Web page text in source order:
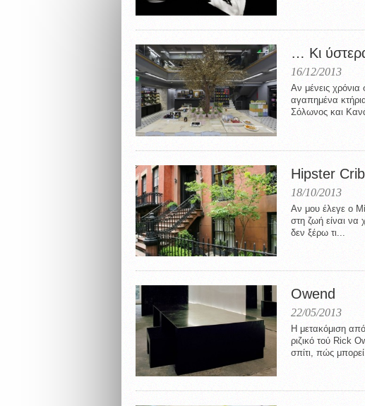
… Κι
16/12/2013
Αν μένεις χρόνια
αγαπημένα
Σόλωνος και
Hipster Crib
18/10/2013
Αν μου έλεγε ο
στη ζωή είναι να
δεν ξέρω τι...
Owend
22/05/2013
Η μετακόμιση
ριζικό τού Rick
σπίτι, πώς μπορεί